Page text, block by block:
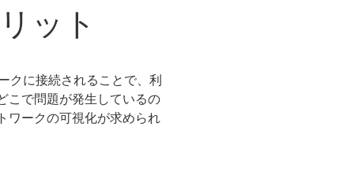
ット
クに接続されることで、利
こで問題が発生しているの
ワークの可視化が求められ